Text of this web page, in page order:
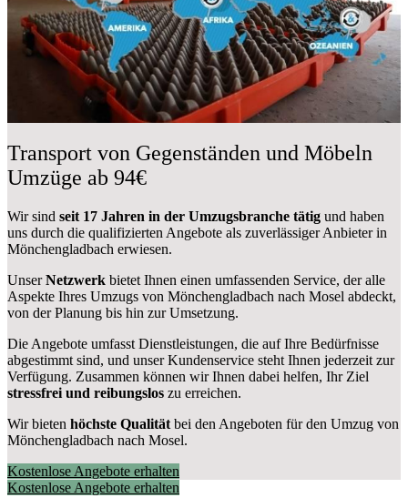
Transport von Gegenständen und Möbeln
Umzüge ab 94€
Wir sind seit 17 Jahren in der Umzugsbranche tätig und haben
uns durch die qualifizierten Angebote als zuverlässiger Anbieter in
Mönchengladbach erwiesen.
UnserNetzwerk bietet Ihnen einen umfassenden Service, der alle
Aspekte Ihres Umzugs von Mönchengladbach nach Mosel abdeckt,
von der Planung bis hin zur Umsetzung.
Die Angebote umfasst Dienstleistungen, die auf Ihre Bedürfnisse
abgestimmt sind, und unser Kundenservice steht Ihnen jederzeit zur
Verfügung. Zusammen können wir Ihnen dabei helfen, Ihr Ziel
stressfrei und reibungslos zu erreichen.
Wir bieten höchste Qualität bei den Angeboten für den Umzug von
Mönchengladbach nach Mosel.
Kostenlose Angebote erhalten
Kostenlose Angebote erhalten